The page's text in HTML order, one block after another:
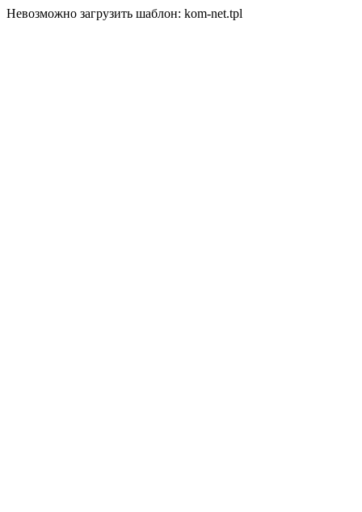
Невозможно загрузить шаблон: kom-net.tpl